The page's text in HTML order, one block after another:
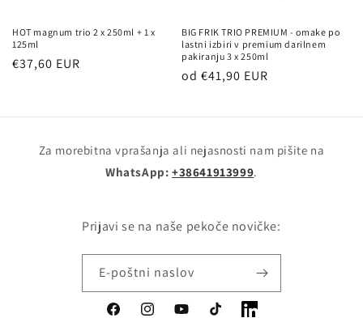
HOT magnum trio 2 x 250ml + 1 x
125ml
Redna
€37,60 EUR
BIG FRIK TRIO PREMIUM - omake po
lastni izbiri v premium darilnem
pakiranju 3 x 250ml
Redna
od €41,90 EUR
Za morebitna vprašanja ali nejasnosti nam pišite na
WhatsApp:+38641913999.
Prijavi se na naše pekoče novičke:
E-poštni naslov